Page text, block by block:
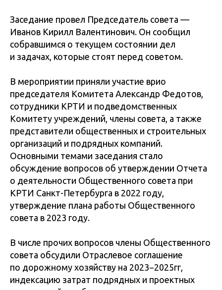
Заседание провел Председатель совета —
Иванов Кирилл Валентинович. Он сообщил
собравшимся о текущем состоянии дел
и задачах, которые стоят перед советом.
В мероприятии приняли участие врио
председателя Комитета Александр Федотов,
сотрудники КРТИ и подведомственных
Комитету учреждений, члены совета, а также
представители общественных и строительных
организаций и подрядных компаний.
Основными темами заседания стало
обсуждение вопросов об утверждении Отчета
о деятельности Общественного совета при
КРТИ Санкт-Петербурга в 2022 году,
утверждение плана работы Общественного
совета в 2023 году.
В числе прочих вопросов члены Общественного
совета обсудили Отраслевое соглашение
по дорожному хозяйству на 2023−2025гг,
индексацию затрат подрядных и проектных